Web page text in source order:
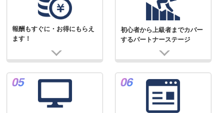
報酬もすぐに・お得にもらえ
ます！
初心者から上級者までカバー
するパートナーステージ